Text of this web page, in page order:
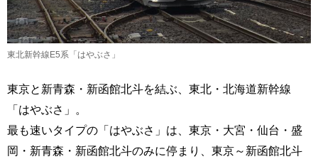
東北新幹線E5系「はやぶさ」
東京と新青森・新函館北斗を結ぶ、東北・北海道新幹線
「はやぶさ」。
最も速いタイプの「はやぶさ」は、東京・大宮・仙台・盛
岡・新青森・新函館北斗のみに停まり、東京～新函館北斗